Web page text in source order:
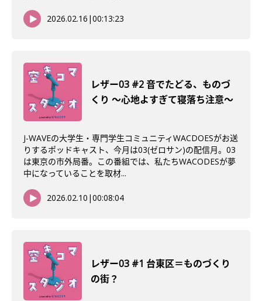
2026.02.16 |00:13:23
レザー03 #2 音でたどる、ものづ
くり 〜心地よすぎて寝落ち注意〜
J-WAVEの大学生・専門学生コミュニティWACDOESがお送
りするポッドキャスト、今月は03(ゼロサン)の配信月。03
は東京の市外局番。この番組では、私たちWACODESが夢
中になっていることを取材...
2026.02.10 |00:08:04
レザー03 #1 台東区＝ものづくり
の街？